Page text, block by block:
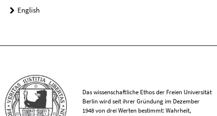
English
Das wissenschaftliche Ethos der Freien Universität
Berlin wird seit ihrer Gründung im Dezember
1948 von drei Werten bestimmt: Wahrheit,